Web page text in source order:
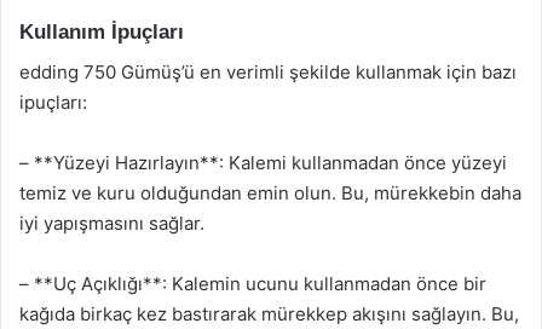
Kullanım İpuçları
edding 750 Gümüş’ü en verimli şekilde kullanmak için bazı
ipuçları:
– **Yüzeyi Hazırlayın**: Kalemi kullanmadan önce yüzeyi
temiz ve kuru olduğundan emin olun. Bu, mürekkebin daha
iyi yapışmasını sağlar.
– **Uç Açıklığı**: Kalemin ucunu kullanmadan önce bir
kağıda birkaç kez bastırarak mürekkep akışını sağlayın. Bu,